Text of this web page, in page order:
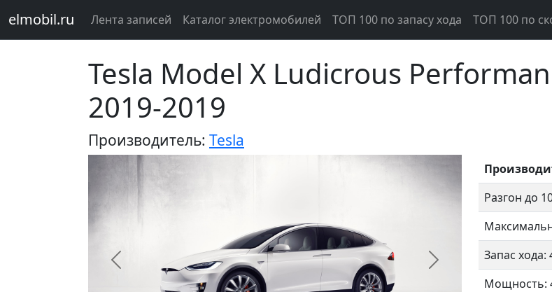
elmobil.ru Лента записей Каталог электромобилей ТОП 100 по запасу хода ТОП 100 по
Tesla Model X Ludicrous
2019-2019
Производитель: Tesla
Предыдущий Следующий
Разгон до
Запас хода:
Мощность: